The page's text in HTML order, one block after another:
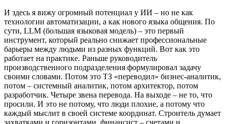
И здесь я вижу огромный потенциал у ИИ – но не как
технологии автоматизации, а как нового языка общения. По
сути, LLM (большая языковая модель) – это первый
инструмент, который реально снижает профессиональные
барьеры между людьми из разных функций. Вот как это
работает на практике. Раньше руководитель
производственного подразделения формулировал задачу
своими словами. Потом это ТЗ «переводил» бизнес-аналитик,
потом – системный аналитик, потом архитектор, потом
разработчик. Четыре звена перевода. На выходе – не то, что
просили. И это не потому, что люди плохие, а потому что
каждый мыслит в своей системе координат. Строитель думает
захватками и горизонтами, финансист – счетами и